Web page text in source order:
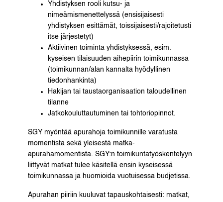
Yhdistyksen rooli kutsu- ja
nimeämismenettelyssä (ensisijaisesti
yhdistyksen esittämät, toissijaisesti/rajoitetusti
itse järjestetyt)
Aktiivinen toiminta yhdistyksessä, esim.
kyseisen tilaisuuden aihepiirin toimikunnassa
(toimikunnan/alan kannalta hyödyllinen
tiedonhankinta)
Hakijan tai taustaorganisaation taloudellinen
tilanne
Jatkokouluttautuminen tai tohtoriopinnot.
SGY myöntää apurahoja toimikunnille varatusta
momentista sekä yleisestä matka-
apurahamomentista. SGY:n toimikuntatyöskentelyyn
liittyvät matkat tulee käsitellä ensin kyseisessä
toimikunnassa ja huomioida vuotuisessa budjetissa.
Apurahan piiriin kuuluvat tapauskohtaisesti: matkat,